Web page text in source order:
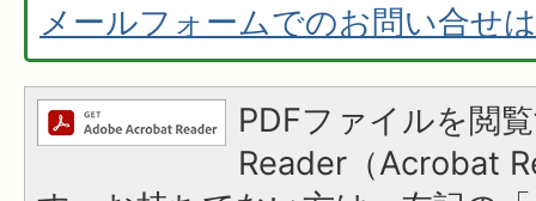
メールフォームでのお問い合せ
PDFファイルを閲
Reader（Acrobat